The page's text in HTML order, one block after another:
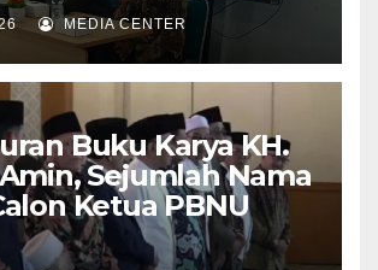
MEDIA CENTER
Buku Karya KH.
Sejumlah Nama
Ketua PBNU